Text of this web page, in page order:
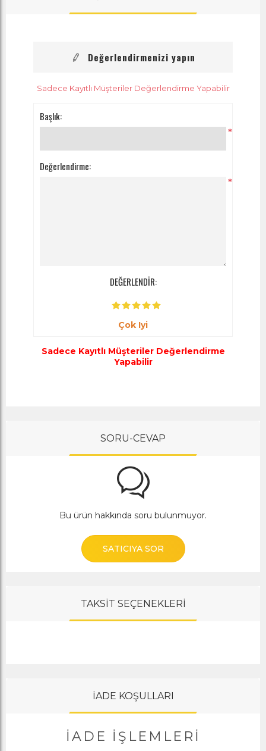
Değerlendirmenizi yapın
Sadece Kayıtlı Müşteriler Değerlendirme Yapabilir
Başlık:
*
Değerlendirme:
*
DEĞERLENDİR:
Çok Iyi
Sadece Kayıtlı Müşteriler Değerlendirme
Yapabilir
SORU-CEVAP
Bu ürün hakkında soru bulunmuyor.
SATICIYA SOR
TAKSİT SEÇENEKLERİ
İADE KOŞULLARI
İADE İŞLEMLERI